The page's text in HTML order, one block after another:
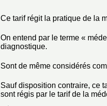
Ce tarif régit la pratique de la
On entend par le terme «
diagnostique.
Sont de même considérés
Sauf disposition contraire, ce
sont régis par le tarif de la